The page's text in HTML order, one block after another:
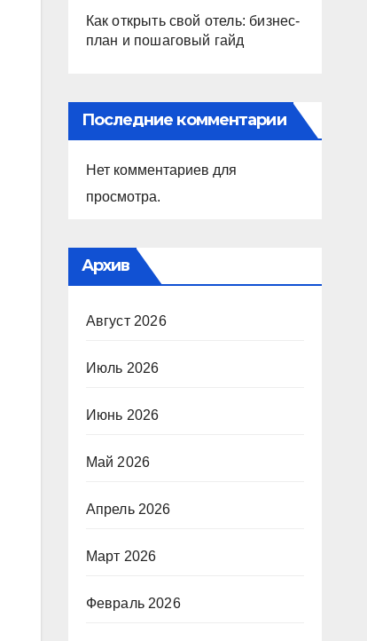
Как открыть свой отель: бизнес-
план и пошаговый гайд
Последние комментарии
Нет комментариев для
просмотра.
Архив
Август 2026
Июль 2026
Июнь 2026
Май 2026
Апрель 2026
Март 2026
Февраль 2026